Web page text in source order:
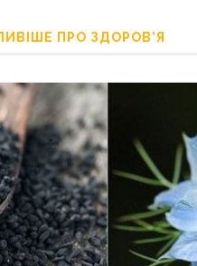
ПРО ЗДОРОВ’Я